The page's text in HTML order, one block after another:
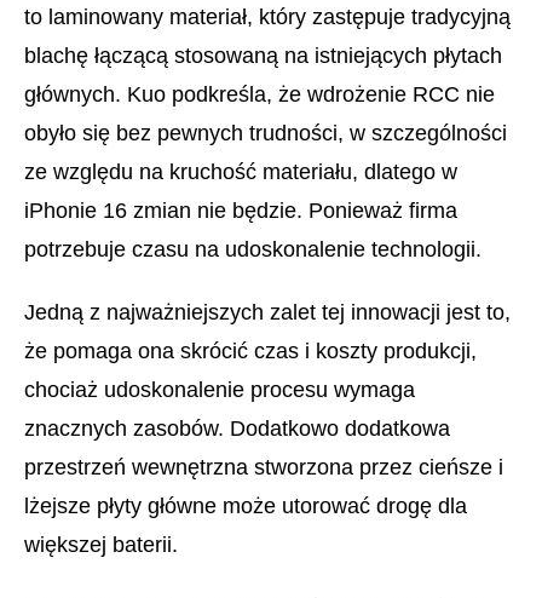
to laminowany materiał, który zastępuje tradycyjną
blachę łączącą stosowaną na istniejących płytach
głównych. Kuo podkreśla, że wdrożenie RCC nie
obyło się bez pewnych trudności, w szczególności
ze względu na kruchość materiału, dlatego w
iPhonie 16 zmian nie będzie. Ponieważ firma
potrzebuje czasu na udoskonalenie technologii.
Jedną z najważniejszych zalet tej innowacji jest to,
że pomaga ona skrócić czas i koszty produkcji,
chociaż udoskonalenie procesu wymaga
znacznych zasobów. Dodatkowo dodatkowa
przestrzeń wewnętrzna stworzona przez cieńsze i
lżejsze płyty główne może utorować drogę dla
większej baterii.